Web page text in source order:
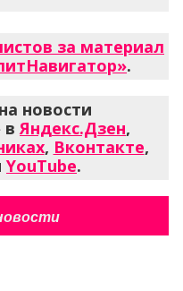
за материал
.
новости
вЯндекс.Дзен,
, Вконтакте,
YouTube.